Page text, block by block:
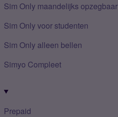
Sim Only maandelijks opzegbaar
Sim Only voor studenten
Sim Only alleen bellen
Simyo Compleet
Prepaid